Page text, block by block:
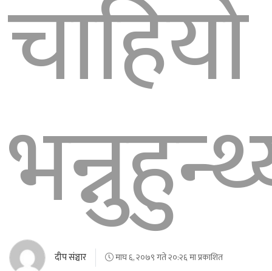
चाहियो
दीप संञ्चार माघ ६, २०७९ गते २०:२६ मा प्रकाशित